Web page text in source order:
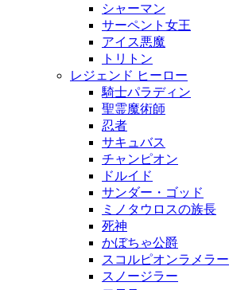
シャーマン
サーペント女王
アイス悪魔
トリトン
レジェンド ヒーロー
騎士パラディン
聖霊魔術師
忍者
サキュバス
チャンピオン
ドルイド
サンダー・ゴッド
ミノタウロスの族長
死神
かぼちゃ公爵
スコルピオンラメラー
スノージラー